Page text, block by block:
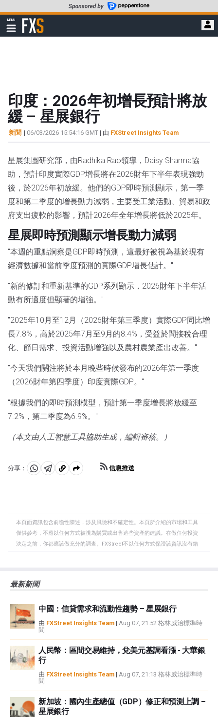
至
要
MENU
顯
示
FXStreet
印度：2026年初增長預計將放
緩 – 星展銀行
新聞 | 06/03/2026 15:54:16 GMT | 由 FXStreet Insights Team
星展集團研究部，由Radhika Rao領導，Daisy Sharma協
助，預計印度實際GDP增長將在2026財年下半年表現強勁
後，於2026年初放緩。他們的GDP即時預測顯示，第一季
度和第二季度的增長動力減弱，主要受工業活動、貿易和政
府支出疲軟的影響，預計2026年全年增長將低於2025年。
星展即時預測顯示增長動力減弱
"本週的重點洞察是GDP即時預測，這最好被視為基於現有
經濟數據和當前季度預測的實際GDP增長估計。"
"新的修訂和重新基準的GDP系列顯示，2026財年下半年活
動有所適度但顯著的增強。"
"2025年10月至12月（2026財年第三季度）實際GDP同比增
長7.8%，高於2025年7月至9月的8.4%，受益於間接稅合理
化、節日需求、投資活動增強以及農村農業產出改善。"
"今天我們關注將於本月晚些時候發布的2026年第一季度
（2026財年第四季度）印度實際GDP。"
"根據我們的即時預測模型，預計第一季度增長將放緩至
7.2%，第二季度為6.9%。"
（本文由人工智慧工具協助生成，編輯審核。）
分享：
分 分 複
板
信息推送
本頁面資訊包含前瞻性陳述，涉及風險和不確定性。本頁所介紹的市場和工具
僅供參考，不應以任何方式被視為購買或出售這些資產的建議。在做任何投資
決定之前，你都應該做充分的調查。FXStreet不以任何方式保證該資訊沒有錯
觀點，並不代表FXStreet或其廣告商的官方政策或立場。作者不對本頁連結的
如果文章正文中沒有明確提到，在撰寫本文時，作者在本文中提到的任何股票
中都沒有頭寸，也沒有與文中提到的任何公司有業務關係。除了FXStreet，作
者沒有收到撰寫這篇文章的報酬。
FXStreet和作者不提供個性化的建議。作者對該資訊的準確性、完整性或適用
性不作任何陳述。FXStreet和作者將不承擔任何錯誤，遺漏或任何損失，傷害
或損害由此資訊及其顯示或使用引起的。錯誤和遺漏除外。本文作者和
FXStreet並非註冊投資顧問，本文內容無意提供任何投資建議。
最新新聞
中國：信貸需求和流動性趨勢 – 星展銀行
由 FXStreet Insights Team | Aug 07, 21:52 格林威治標準時
間
人民幣：區間交易維持，兌美元基調看漲 - 大華銀
行
由 FXStreet Insights Team | Aug 07, 21:13 格林威治標準時
間
新加坡：國內生產總值（GDP）修正和預測上調 –
星展銀行